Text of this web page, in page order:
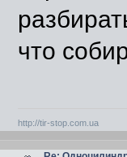
что
http://tir-stop.com.ua